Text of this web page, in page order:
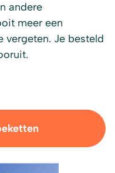
andere
meer een
vergeten. Je besteld